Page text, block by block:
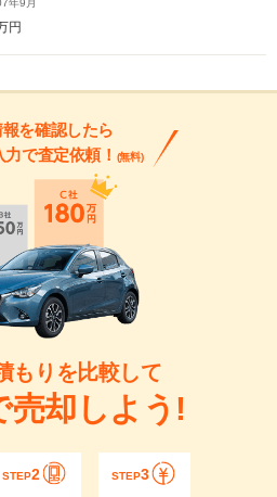
年9月
円
を確認したら
で査定依頼！ (無料)
もりを比較して
売却しよう!
STEP2 STEP3